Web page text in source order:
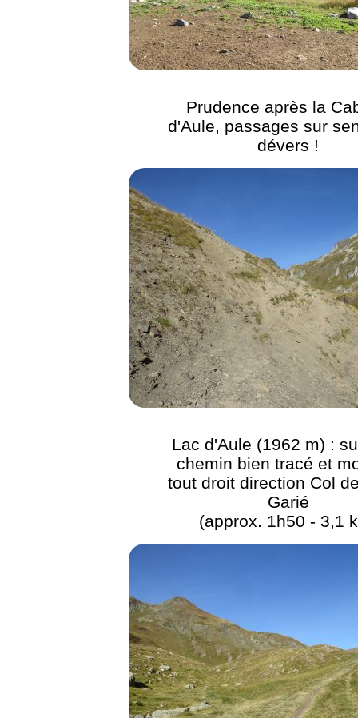
Prudence après la
d'Aule, passages sur
dévers !
Lac d'Aule (1962 m) :
chemin bien tracé et
tout droit direction Col
Garié
(approx. 1h50 - 3,1